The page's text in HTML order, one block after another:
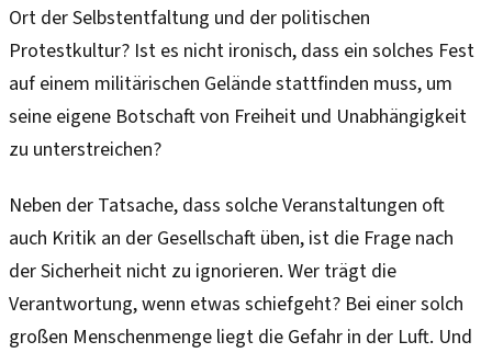
Ort der Selbstentfaltung und der politischen
Protestkultur? Ist es nicht ironisch, dass ein solches Fest
auf einem militärischen Gelände stattfinden muss, um
seine eigene Botschaft von Freiheit und Unabhängigkeit
zu unterstreichen?
Neben der Tatsache, dass solche Veranstaltungen oft
auch Kritik an der Gesellschaft üben, ist die Frage nach
der Sicherheit nicht zu ignorieren. Wer trägt die
Verantwortung, wenn etwas schiefgeht? Bei einer solch
großen Menschenmenge liegt die Gefahr in der Luft. Und